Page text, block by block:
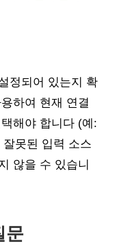
정되어 있는지 확
하여 현재 연결
해야 합니다 (예:
못된 입력 소스
않을 수 있습니
문